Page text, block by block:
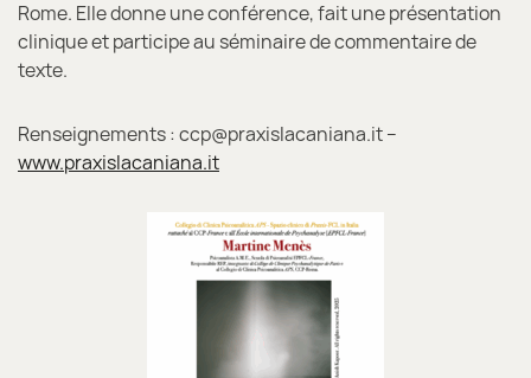
Rome. Elle donne une conférence, fait une présentation
clinique et participe au séminaire de commentaire de
texte.
Renseignements : ccp@praxislacaniana.it –
www.praxislacaniana.it